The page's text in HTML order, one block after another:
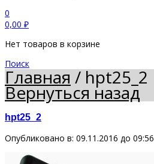
0
0,00 ₽
Нет товаров в корзине
Поиск
Главная/hpt25_2
Вернуться назад
hpt25_2
Опубликовано в: 09.11.2016 до 09:56